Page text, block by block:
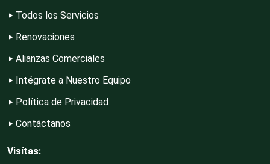
Control de Plagas
Conversiones Automotrices
Copiadoras
Todos los Servicios
Renovaciones
Alianzas Comerciales
Intégrate a Nuestro Equipo
Política de Privacidad
Contáctanos
Visítas: